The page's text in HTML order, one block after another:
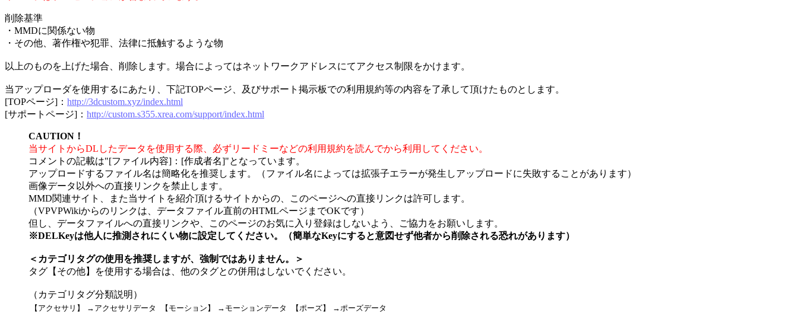
削除基準
・MMDに関係ない物
・その他、著作権や犯罪、法律に抵触するような物
以上のものを上げた場合、削除します。場合によってはネットワークアドレスにてアクセス制限をかけます。
当アップローダを使用するにあたり、下記TOPページ、及びサポート掲示板での利用規約等の内容を了承して頂けたものとします。
[TOPページ]： http://3dcustom.xyz/index.html
[サポートページ]： http://custom.s355.xrea.com/support/index.html
CAUTION！
当サイトからDLしたデータを使用する際、必ずリードミーなどの利用規約を読んでから利用してください。
コメントの記載は"[ファイル内容]：[作成者名]"となっています。
アップロードするファイル名は簡略化を推奨します。（ファイル名によっては拡張子エラーが発生しアップロードに失敗することがあります）
画像データ以外への直接リンクを禁止します。
MMD関連サイト、また当サイトを紹介頂けるサイトからの、このページへの直接リンクは許可します。
（VPVPWikiからのリンクは、データファイル直前のHTMLページまでOKです）
但し、データファイルへの直接リンクや、このページのお気に入り登録はしないよう、ご協力をお願いします。
※DELKeyは他人に推測されにくい物に設定してください。（簡単なKeyにすると意図せず他者から削除される恐れがあります）
＜カテゴリタグの使用を推奨しますが、強制ではありません。＞
タグ【その他】を使用する場合は、他のタグとの併用はしないでください。
（カテゴリタグ分類説明）
【アクセサリ】 →アクセサリデータ 【モーション】 →モーションデータ 【ポーズ】
→ポーズデータ